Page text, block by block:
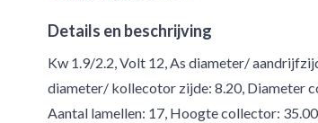
Details en beschrijving
Kw 1.9/2.2, Volt 12, As diameter/
diameter/ kollecotor zijde: 8.20, Diameter
Aantal lamellen: 17, Hoogte collector: